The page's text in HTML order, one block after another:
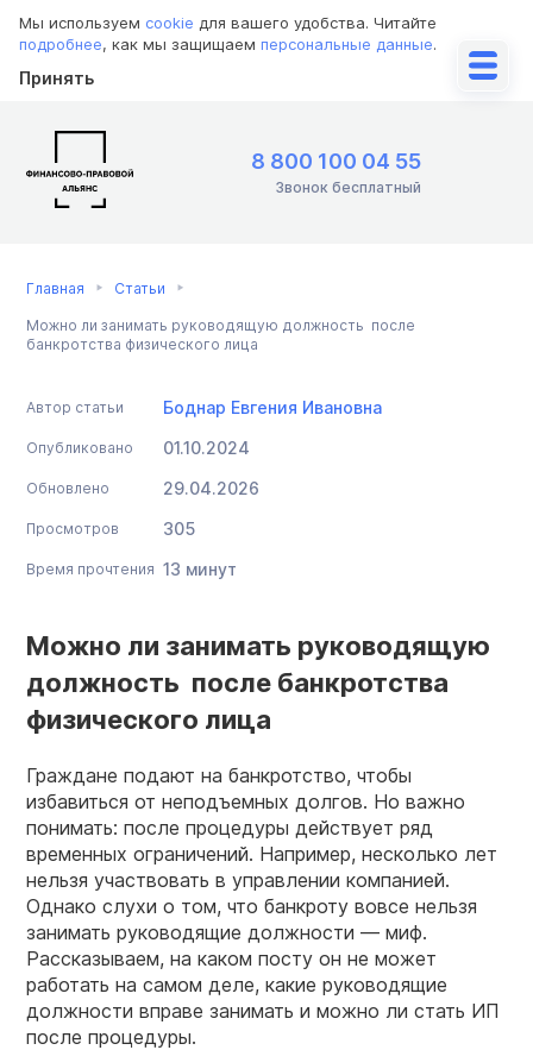
Мы используем cookie для вашего удобства. Читайте
подробнее, как мы защищаем персональные данные.
Принять
8 800 100 04 55
Звонок бесплатный
Главная Статьи
Можно ли занимать руководящую должность после
банкротства физического лица
Автор статьи Боднар Евгения Ивановна
Опубликовано 01.10.2024
Обновлено 29.04.2026
Просмотров 305
Время прочтения 13 минут
Можно ли занимать руководящую
должность после банкротства
физического лица
Граждане подают на банкротство, чтобы
избавиться от неподъемных долгов. Но важно
понимать: после процедуры действует ряд
временных ограничений. Например, несколько лет
нельзя участвовать в управлении компанией.
Однако слухи о том, что банкроту вовсе нельзя
занимать руководящие должности — миф.
Рассказываем, на каком посту он не может
работать на самом деле, какие руководящие
должности вправе занимать и можно ли стать ИП
после процедуры.